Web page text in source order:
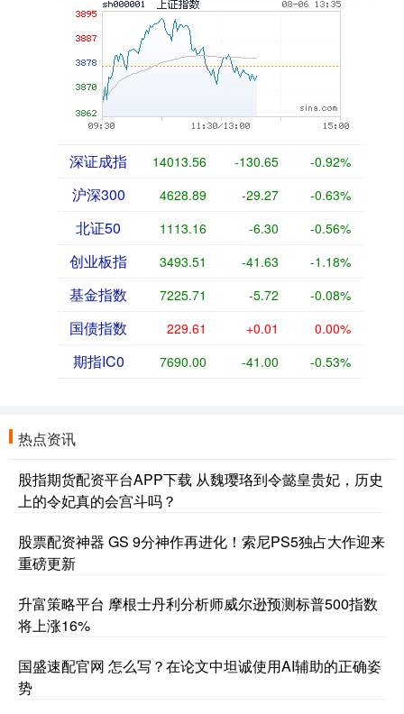
深证成指 14013.56 -130.65 -0.92%
沪深300 4628.89 -29.27 -0.63%
北证50 1113.16 -6.30 -0.56%
创业板指 3493.51 -41.63 -1.18%
基金指数 7225.71 -5.72 -0.08%
国债指数 229.61 +0.01 0.00%
期指IC0 7690.00 -41.00 -0.53%
热点资讯
股指期货配资平台APP下载 从魏璎珞到令懿皇贵妃，历史
上的令妃真的会宫斗吗？
股票配资神器 GS 9分神作再进化！索尼PS5独占大作迎来
重磅更新
升富策略平台 摩根士丹利分析师威尔逊预测标普500指数
将上涨16%
国盛速配官网 怎么写？在论文中坦诚使用AI辅助的正确姿
势